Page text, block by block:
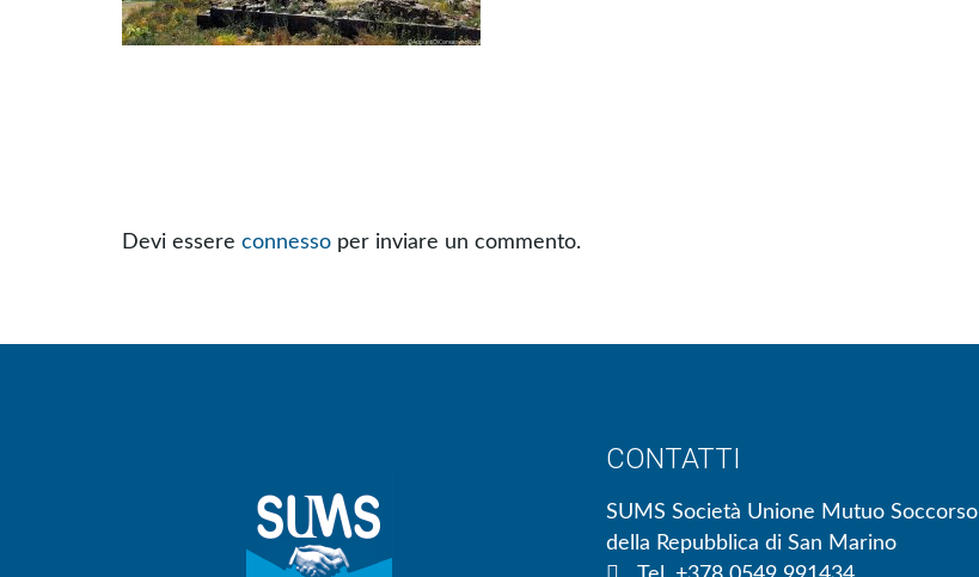
Devi essere connesso per inviare un commento.
CONTATTI
SUMS Società Unione Mutuo Soccorso
della Repubblica di San Marino